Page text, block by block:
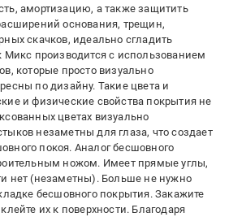
амортизацию, а также защитить
основания, трещин,
скачков, идеально сгладить
Микс производится с использованием
которые просто визуально
по дизайну. Такие цвета и
и физические свойства покрытия не
цветах визуально
незаметны для глаза, что создает
покоя. Аналог бесшовного
ножом. Имеет прямые углы,
нет (незаметны). Больше не нужно
бесшовного покрытия. Закажите
их к поверхности. Благодаря